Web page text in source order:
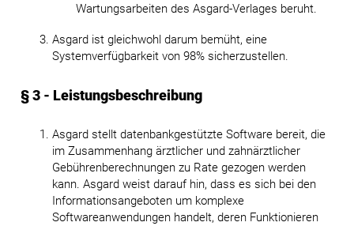
Wartungsarbeiten des Asgard-Verlages beruht.
Asgard ist gleichwohl darum bemüht, eine
Systemverfügbarkeit von 98% sicherzustellen.
§ 3 - Leistungsbeschreibung
Asgard stellt datenbankgestützte Software bereit, die
im Zusammenhang ärztlicher und zahnärztlicher
Gebührenberechnungen zu Rate gezogen werden
kann. Asgard weist darauf hin, dass es sich bei den
Informationsangeboten um komplexe
Softwareanwendungen handelt, deren Funktionieren